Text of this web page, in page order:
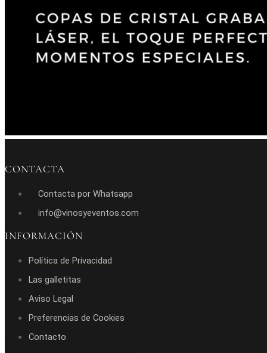
CONTACTA
Contacta por Whatsapp
info@vinosyeventos.com
INFORMACIÓN
Política de Privacidad
Las galletitas
Aviso Legal
Preferencias de Cookies
Contacto